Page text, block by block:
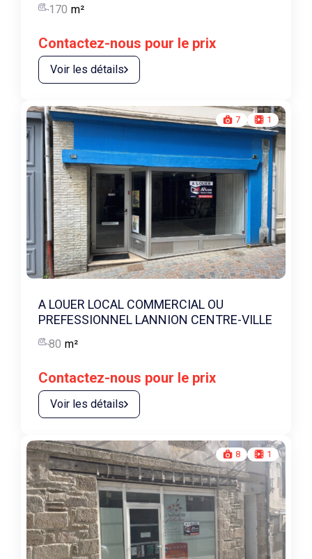
170 m²
Contactez-nous pour le prix
Voir les détails
7 1
A LOUER LOCAL COMMERCIAL OU
PREFESSIONNEL LANNION CENTRE-VILLE
80 m²
Contactez-nous pour le prix
Voir les détails
8 1